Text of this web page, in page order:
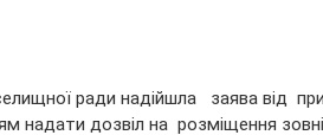
ради надійшла заява від
дозвіл на розміщення